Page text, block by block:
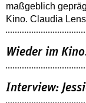
maßgeblich
Kino. Claudia
Wieder im
Interview: